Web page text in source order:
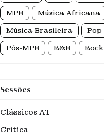
MPB Música Africana
Música Brasileira Pop
Pós-MPB R&B Rock
Sessões
Clássicos AT
Crítica